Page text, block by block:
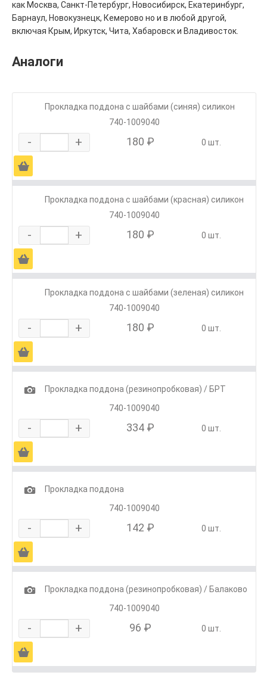
как Москва, Санкт-Петербург, Новосибирск, Екатеринбург,
Барнаул, Новокузнецк, Кемерово но и в любой другой,
включая Крым, Иркутск, Чита, Хабаровск и Владивосток.
Аналоги
Прокладка поддона с шайбами (синяя) силикон
740-1009040
- + 180 ₽ 0 шт.
Ä
Прокладка поддона с шайбами (красная) силикон
740-1009040
- + 180 ₽ 0 шт.
Ä
Прокладка поддона с шайбами (зеленая) силикон
740-1009040
- + 180 ₽ 0 шт.
Ä
1
Прокладка поддона (резинопробковая) / БРТ
740-1009040
- + 334 ₽ 0 шт.
Ä
1
Прокладка поддона
740-1009040
- + 142 ₽ 0 шт.
Ä
1
Прокладка поддона (резинопробковая) / Балаково
740-1009040
- + 96 ₽ 0 шт.
Ä